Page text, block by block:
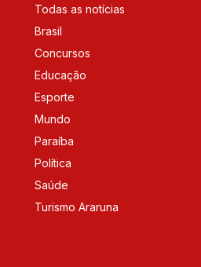
Todas as notícias
Brasil
Concursos
Educação
Esporte
Mundo
Paraíba
Política
Saúde
Turismo Araruna